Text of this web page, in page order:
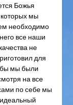
Божья
мы
необходимо
все наши
не
для
мы были
на все
по себе мы